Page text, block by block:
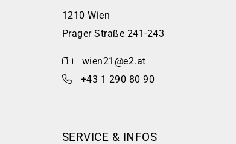
1210 Wien
Prager Straße 241-243
wien21@e2.at
+43 1 290 80 90
SERVICE & INFOS